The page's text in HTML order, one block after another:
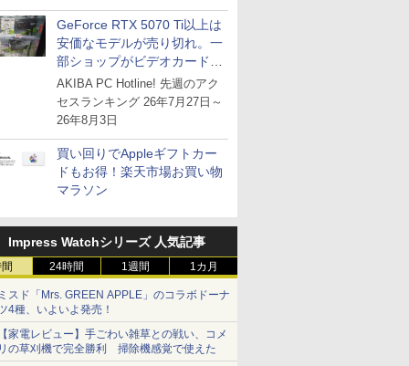
GeForce RTX 5070 Ti以上は
安価なモデルが売り切れ。一
部ショップがビデオカードの
購入制限を実施したニュース
が注目を集める
AKIBA PC Hotline! 先週のアク
セスランキング 26年7月27日～
26年8月3日
買い回りでAppleギフトカー
ドもお得！楽天市場お買い物
マラソン
Impress Watchシリーズ 人気記事
24時間 1週間 1カ月
スド「Mrs. GREEN APPLE」のコラボドーナ
4種、いよいよ発売！
家電レビュー】手ごわい雑草との戦い、コメ
の草刈機で完全勝利 掃除機感覚で使えた